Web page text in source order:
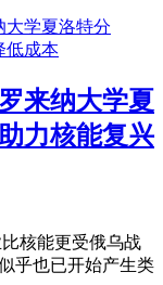
来纳大学夏
力核能复兴
核能更受俄乌战
乎也已开始产生类